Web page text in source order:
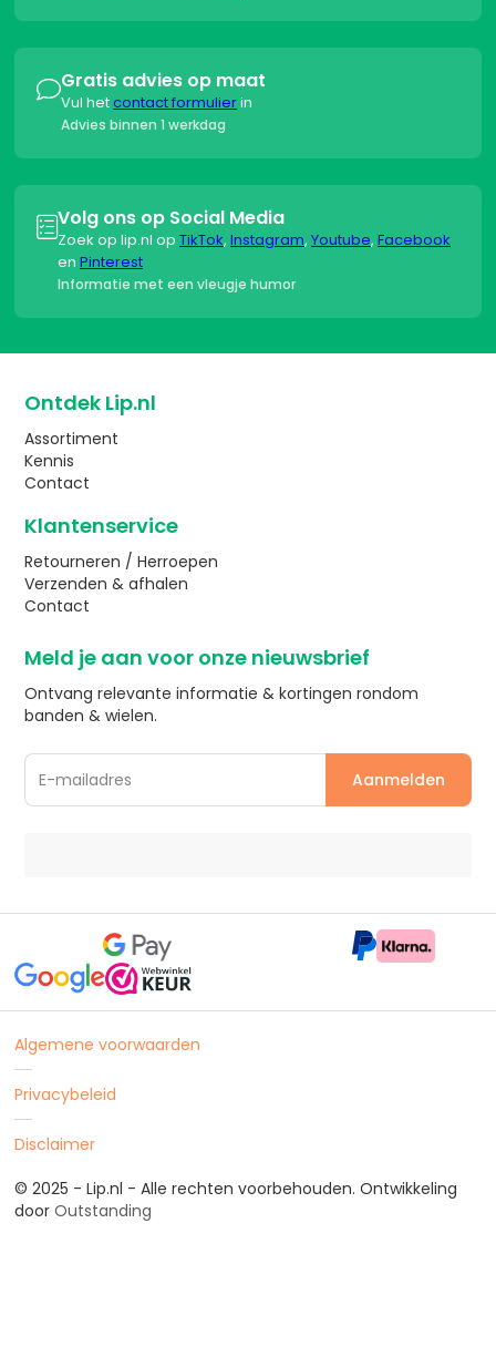
Gratis advies op maat
Vul hetcontact formulierin
Advies binnen 1 werkdag
Volg ons op Social Media
Zoek op lip.nl op TikTok, Instagram, Youtube, Facebook
en Pinterest
Informatie met een vleugje humor
Ontdek Lip.nl
Assortiment
Kennis
Contact
Klantenservice
Retourneren / Herroepen
Verzenden & afhalen
Contact
Meld je aan voor onze nieuwsbrief
Ontvang relevante informatie & kortingen rondom
banden & wielen.
Algemene voorwaarden
Privacybeleid
Disclaimer
© 2025 - Lip.nl - Alle rechten voorbehouden. Ontwikkeling
door Outstanding